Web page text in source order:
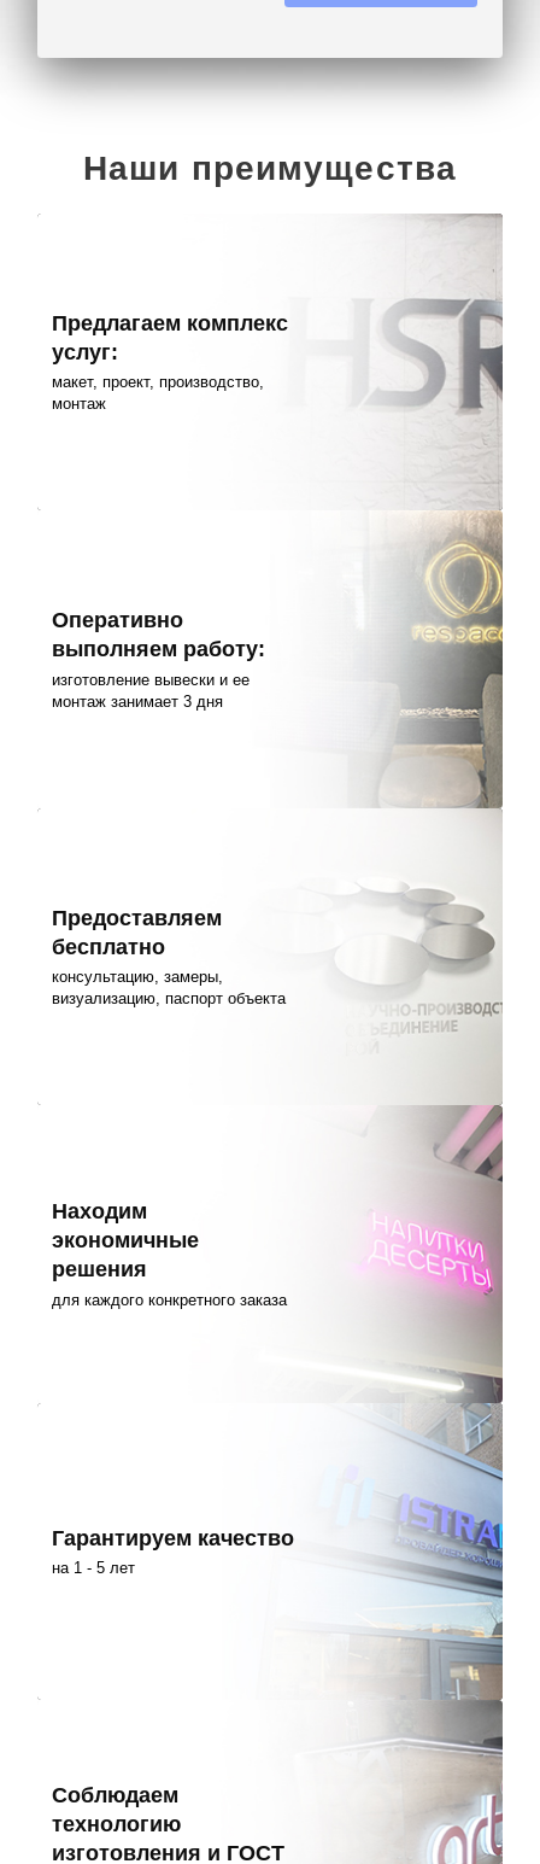
Наши преимущества
Предлагаем комплекс
услуг:
макет, проект, производство,
монтаж
Оперативно
выполняем работу:
изготовление вывески и ее
монтаж занимает 3 дня
Предоставляем
бесплатно
консультацию, замеры,
визуализацию, паспорт объекта
Находим
экономичные
решения
для каждого конкретного заказа
Гарантируем качество
на 1 - 5 лет
Соблюдаем
технологию
изготовления и ГОСТ